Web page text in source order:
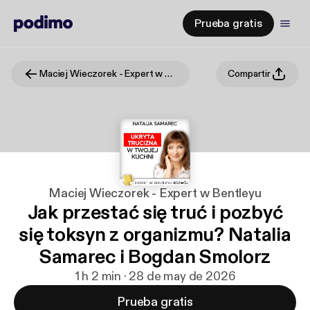
Prueba gratis
Maciej Wieczorek - Expert w Bentleyu Compartir
Maciej Wieczorek - Expert w Bentleyu
Jak przestać się truć i pozbyć
się toksyn z organizmu? Natalia
Samarec i Bogdan Smolorz
1 h 2 min · 28 de may de 2026
Prueba gratis